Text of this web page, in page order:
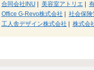
合同会社INU
美容室アトリエ|
Office G-Revo株式会社
社会保
工人舎デザイン株式会社
株式会